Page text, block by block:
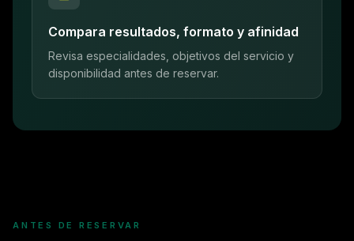
Compara resultados, formato y afinidad
Revisa especialidades, objetivos del servicio y
disponibilidad antes de reservar.
ANTES DE RESERVAR